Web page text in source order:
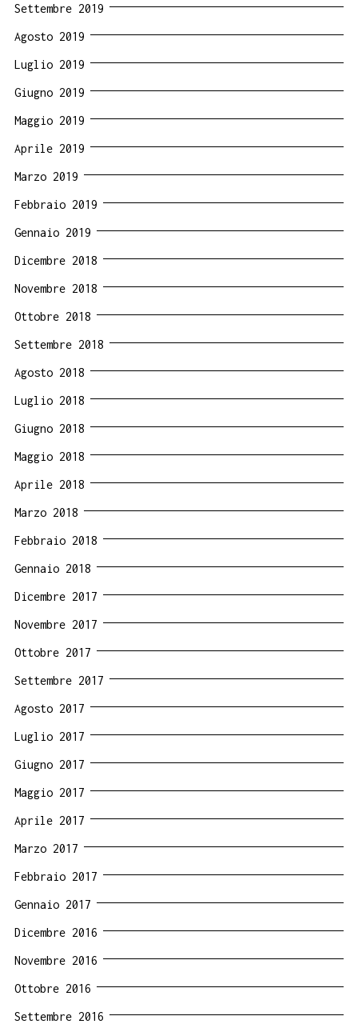
Settembre 2019
Agosto 2019
Luglio 2019
Giugno 2019
Maggio 2019
Aprile 2019
Marzo 2019
Febbraio 2019
Gennaio 2019
Dicembre 2018
Novembre 2018
Ottobre 2018
Settembre 2018
Agosto 2018
Luglio 2018
Giugno 2018
Maggio 2018
Aprile 2018
Marzo 2018
Febbraio 2018
Gennaio 2018
Dicembre 2017
Novembre 2017
Ottobre 2017
Settembre 2017
Agosto 2017
Luglio 2017
Giugno 2017
Maggio 2017
Aprile 2017
Marzo 2017
Febbraio 2017
Gennaio 2017
Dicembre 2016
Novembre 2016
Ottobre 2016
Settembre 2016